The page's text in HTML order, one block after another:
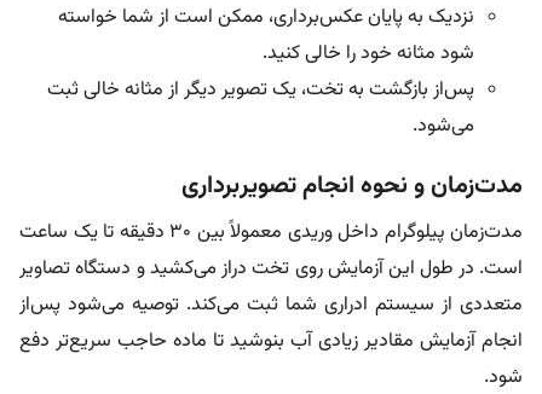
نزدیک به پایان عکس‌برداری، ممکن است از شما خواسته
شود مثانه خود را خالی کنید.
پس‌از بازگشت به تخت، یک تصویر دیگر از مثانه خالی ثبت
می‌شود.
مدت‌زمان و نحوه انجام تصویربرداری
مدت‌زمان پیلوگرام داخل وریدی معمولاً بین ۳۰ دقیقه تا یک ساعت
است. در طول این آزمایش روی تخت دراز می‌کشید و دستگاه تصاویر
متعددی از سیستم ادراری شما ثبت می‌کند. توصیه می‌شود پس‌از
انجام آزمایش مقادیر زیادی آب بنوشید تا ماده حاجب سریع‌تر دفع
شود.